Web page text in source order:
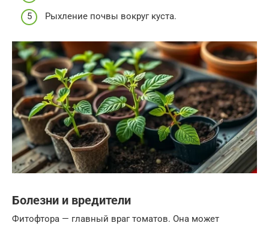
Рыхление почвы вокруг куста.
Болезни и вредители
Фитофтора — главный враг томатов. Она может